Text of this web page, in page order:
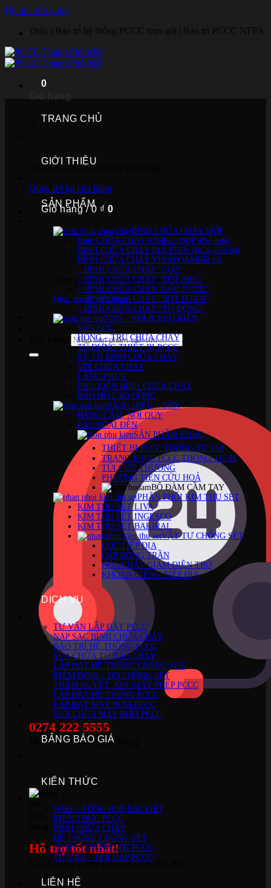
Bỏ qua nội dung
| Bảo trì hệ thống PCCC trọn gói | Bảo trì PCCC NFPA | Sửa tủ
0
Chưa có sản phẩm trong giỏ hàng.
Quay trở lại cửa hàng
Giỏ hàng /0 ₫ 0
Chưa có sản phẩm trong giỏ hàng.
Quay trở lại cửa hàng
0274 222 5555
Hotline tư vấn mua hàng
Hỗ trợ tốt nhất!
Giao hàng miễn phí, lắp đặt tận nơi
TRANG CHỦ
GIỚI THIỆU
SẢN PHẨM
BÌNH CHỮA CHÁY MỚI
Bình CHỮA CHÁY 83MEC (BQP)
BÌNH CHỮA CHÁY DOLPHIN (BCA)
BÌNH CHỮA CHÁY VINAFOAM
– BÌNH CHỮA CHÁY “CO2”
– BÌNH CHỮA CHÁY “BỘT ABC”
– BÌNH CHỮA CHÁY “GỐC NƯỚC”
– BÌNH CHỮA CHÁY “BỌT FOAM”
– BÌNH CHỮA CHÁY “TỰ ĐỘNG”
VAN – VÒI & PHỤ KIỆN
VAN GÓC
HỌNG – TRỤ CHỮA CHÁY
TỦ ĐỰNG THIẾT BỊ PCCC
KỆ TỦ BÌNH CHỮA CHÁY
VÒI CHỮA CHÁY
LĂNG PHUN
PHỤ KIỆN BÌNH CHỮA CHÁY
BẢO HỘ LAO ĐỘNG
BẢNG HIỆU – ĐÈN
BẢNG CẤM, NỘI QUY
CÁC LOẠI ĐÈN
SẢN PHẨM KHÁC
THIẾT BỊ PCCC THÔNG TƯ 150
TRANG PHỤC PCCC THÔNG TƯ 48
TÚI CỨU THƯƠNG
PHƯƠNG TIỆN CỨU HOẢ
BỘ ĐÀM CẦM TAY
PHÂN PHỐI KIM THU SÉT
KIM THU SÉT LIVA
KIM THU SÉT INGESCO
KIM THU SÉT BAKIRAL
VẬT TƯ CHỐNG SÉT
CỌC TIẾP ĐỊA
CÁP ĐỒNG TRẦN
HÓA CHẤT GIẢM ĐIỆN TRỞ
KHOAN GIẾNG TIẾP ĐỊA
DỊCH VỤ
TƯ VẤN LẮP ĐẶT PCCC
NẠP SẠC BÌNH CHỮA CHÁY
BẢO TRÌ HỆ THỐNG PCCC
SỬA CHỮA TỦ BÁO CHÁY
LẮP ĐẶT HỆ THỐNG CHỐNG SÉT
KIỂM ĐỊNH – ĐO CHỐNG SÉT
THẨM DUYỆT, XIN GIẤY PHÉP PCCC
LẮP ĐẶT HỆ THỐNG PCCC
LẮP ĐẶT MÁY BƠM PCCC
SỬA CHỮA MÁY BƠM PCCC
BẢNG BÁO GIÁ
KIẾN THỨC
WIKI – TỔNG HỢP BÀI VIẾT
KIẾN THỨC PCCC
BÌNH CHỮA CHÁY
HỆ THỐNG CHỐNG SÉT
TCVN – THÔNG TƯ PCCC
TƯ VẤN – HỎI ĐÁP PCCC
LIÊN HỆ